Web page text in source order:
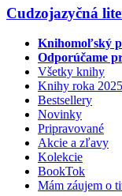
Cudzojazyčná
Knihomoľský
Odporúčame
Všetky knihy
Knihy roka 2025
Bestsellery
Novinky
Pripravované
Akcie a zľavy
Kolekcie
BookTok
Mám záujem o